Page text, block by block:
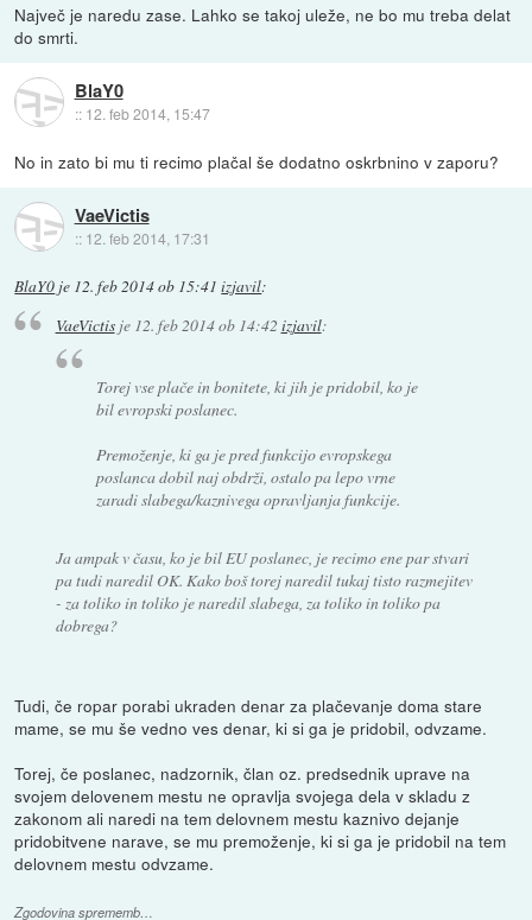
Največ je naredu zase. Lahko se takoj uleže, ne bo mu treba delat
do smrti.
BlaY0
:: 12. feb 2014, 15:47
No in zato bi mu ti recimo plačal še dodatno oskrbnino v zaporu?
VaeVictis
:: 12. feb 2014, 17:31
BlaY0 je 12. feb 2014 ob 15:41 izjavil:
VaeVictisje 12. feb 2014 ob 14:42 izjavil:
Torej vse plače in bonitete, ki jih je pridobil, ko je
bil evropski poslanec.
Premoženje, ki ga je pred funkcijo evropskega
poslanca dobil naj obdrži, ostalo pa lepo vrne
zaradi slabega/kaznivega opravljanja funkcije.
Ja ampak v času, ko je bil EU poslanec, je recimo ene par stvari
pa tudi naredil OK. Kako boš torej naredil tukaj tisto razmejitev
- za toliko in toliko je naredil slabega, za toliko in toliko pa
dobrega?
Tudi, če ropar porabi ukraden denar za plačevanje doma stare
mame, se mu še vedno ves denar, ki si ga je pridobil, odvzame.
Torej, če poslanec, nadzornik, član oz. predsednik uprave na
svojem delovenem mestu ne opravlja svojega dela v skladu z
zakonom ali naredi na tem delovnem mestu kaznivo dejanje
pridobitvene narave, se mu premoženje, ki si ga je pridobil na tem
delovnem mestu odvzame.
Zgodovina sprememb…